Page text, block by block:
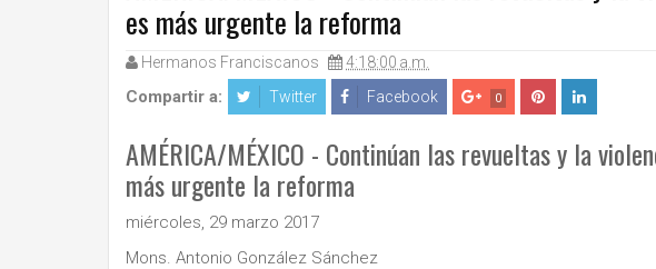
es más urgente la reforma
Hermanos Franciscanos 4:18:00 a.m.
Compartir a: Twitter Facebook 0
AMÉRICA/MÉXICO - Continúan las revueltas y la
más urgente la reforma
miércoles, 29 marzo 2017
Mons. Antonio González Sánchez